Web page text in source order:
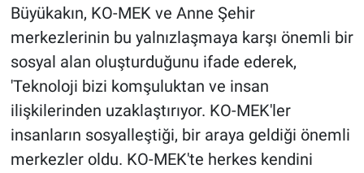
Büyükakın, KO-MEK ve Anne Şehir
merkezlerinin bu yalnızlaşmaya karşı önemli bir
sosyal alan oluşturduğunu ifade ederek,
'Teknoloji bizi komşuluktan ve insan
ilişkilerinden uzaklaştırıyor. KO-MEK'ler
insanların sosyalleştiği, bir araya geldiği önemli
merkezler oldu. KO-MEK'te herkes kendini